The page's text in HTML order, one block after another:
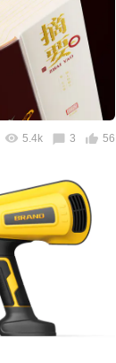
5.4k 3 56